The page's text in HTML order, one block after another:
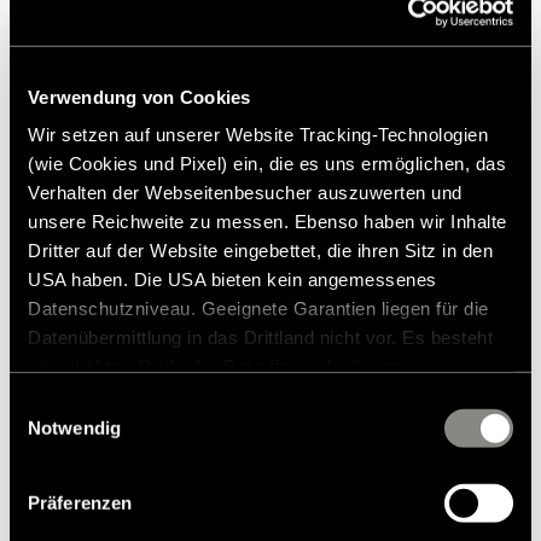
Verwendung von Cookies
Wir setzen auf unserer Website Tracking-Technologien
(wie Cookies und Pixel) ein, die es uns ermöglichen, das
Verhalten der Webseitenbesucher auszuwerten und
unsere Reichweite zu messen. Ebenso haben wir Inhalte
Dritter auf der Website eingebettet, die ihren Sitz in den
USA haben. Die USA bieten kein angemessenes
Datenschutzniveau. Geeignete Garantien liegen für die
Datenübermittlung in das Drittland nicht vor. Es besteht
zustehen. Eingesetzte Dienstleister können Daten für
zusammenführen. Weitere Informationen finden Sie in
unsererDatenschutzerklärung
. Akzeptieren Sie oder
Notwendig
Präferenzen
Förpackningsstorlek (B x H x D): 75 x 28 x 28 cm
Anmärkning
Mattmaterialet förblir flexibelt
ner till -30°C.
5.427,00 kr.
Rekommenderat försäljningspris*
Lägg till i önskelistan
Passar artikeln till mitt fordon?
Artikelnummer: 2130007
* Hymer originaltillbehör är inte tillgängliga från fabriken,
utan kan endast beställas och eftermonteras via din
återförsäljare. Bilder kan ändras.